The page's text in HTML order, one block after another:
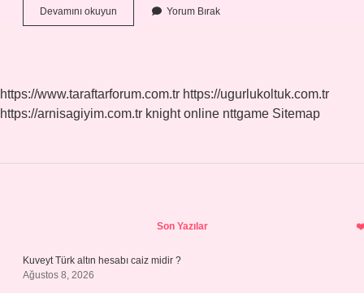
Devamını okuyun
Yapmak
Yorum Bırak
https://www.taraftarforum.com.tr https://ugurlukoltuk.com.tr
https://arnisagiyim.com.tr knight online nttgame Sitemap
Son Yazılar
Kuveyt Türk altın hesabı caiz midir ?
Ağustos 8, 2026